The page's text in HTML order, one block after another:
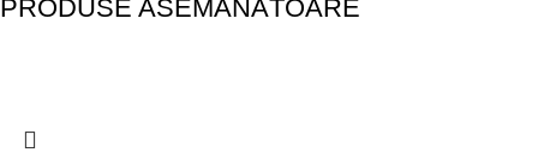
PRODUSE ASEMĂNĂTOARE